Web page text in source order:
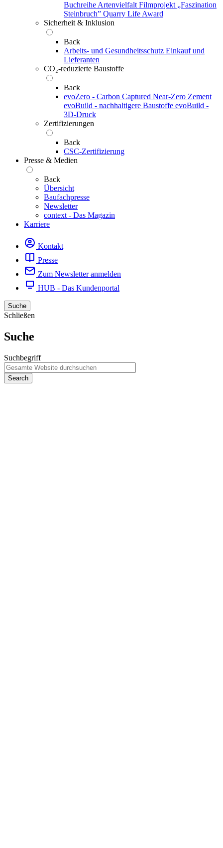
Buchreihe Artenvielfalt Filmprojekt „Faszination
Steinbruch” Quarry Life Award
Sicherheit & Inklusion
Back
Arbeits- und Gesundheitsschutz Einkauf und
Lieferanten
CO₂-reduzierte Baustoffe
Back
evoZero - Carbon Captured Near-Zero Zement
evoBuild - nachhaltigere Baustoffe evoBuild -
3D-Druck
Zertifizierungen
Back
CSC-Zertifizierung
Presse & Medien
Back
Übersicht
Baufachpresse
Newsletter
context - Das Magazin
Karriere
Kontakt
Presse
Zum Newsletter anmelden
HUB - Das Kundenportal
Suche
Schließen
Suche
Suchbegriff